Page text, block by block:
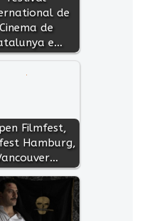
de
Cinema de
e…
Filmfest,
Hamburg,